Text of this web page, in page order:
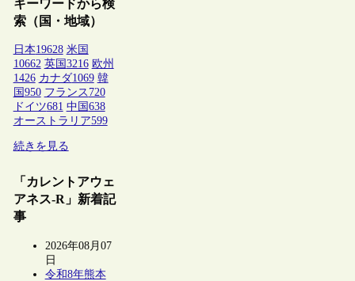
キーワードから検
索（国・地域）
日本19628 米国
10662 英国 3216 欧州
1426 カナダ1069 韓
国 950 フランス 720
ドイツ681 中国 638
オーストラリア599
続きを見る
「カレントアウェ
アネス-R」新着記
事
2026年08月07
日
令和8年熊本